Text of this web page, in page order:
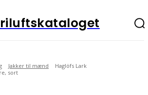
Jakker til mænd
Haglöfs Lark
sort